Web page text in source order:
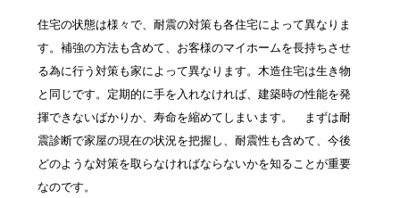
住宅の状態は様々で、耐震の対策も各住宅によって異なりま
す。補強の方法も含めて、お客様のマイホームを長持ちさせ
る為に行う対策も家によって異なります。木造住宅は生き物
と同じです。定期的に手を入れなければ、建築時の性能を発
揮できないばかりか、寿命を縮めてしまいます。 まずは耐
震診断で家屋の現在の状況を把握し、耐震性も含めて、今後
どのような対策を取らなければならないかを知ることが重要
なのです。